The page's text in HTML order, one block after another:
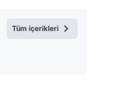
Tüm içerikleri